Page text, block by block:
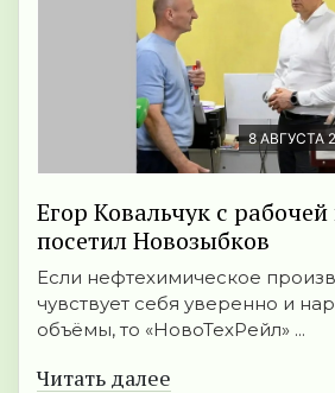
8 АВГУСТА
Егор Ковальчук с
посетил Новозыбков
Если нефтехимическое
чувствует себя уверенно и
объёмы, то «НовоТехРейл» ...
Читать далее